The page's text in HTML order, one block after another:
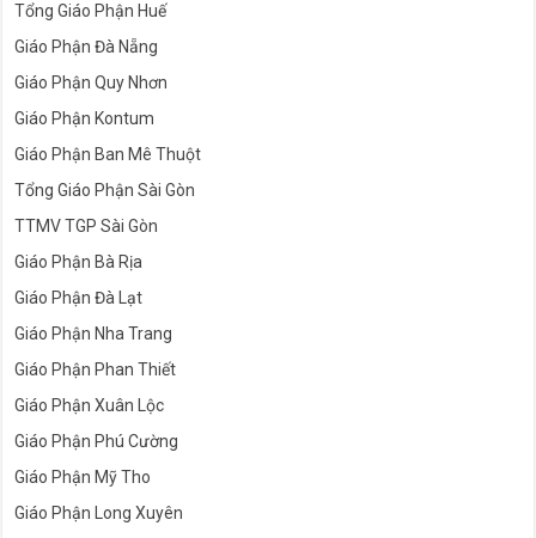
Tổng Giáo Phận Huế
Giáo Phận Đà Nẵng
Giáo Phận Quy Nhơn
Giáo Phận Kontum
Giáo Phận Ban Mê Thuột
Tổng Giáo Phận Sài Gòn
TTMV TGP Sài Gòn
Giáo Phận Bà Rịa
Giáo Phận Đà Lạt
Giáo Phận Nha Trang
Giáo Phận Phan Thiết
Giáo Phận Xuân Lộc
Giáo Phận Phú Cường
Giáo Phận Mỹ Tho
Giáo Phận Long Xuyên